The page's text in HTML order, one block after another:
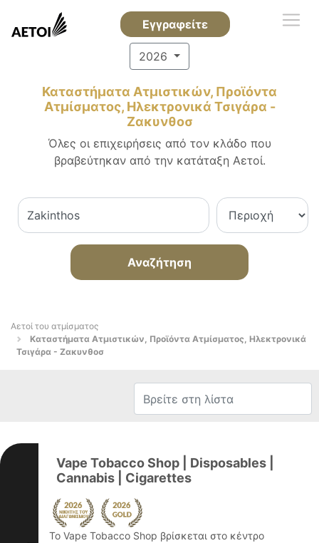
Εγγραφείτε
2026
Καταστήματα Ατμιστικών, Προϊόντα
Ατμίσματος, Ηλεκτρονικά Τσιγάρα -
Ζακυνθοσ
Όλες οι επιχειρήσεις από τον κλάδο που
βραβεύτηκαν από την κατάταξη Αετοί.
Αναζήτηση
Αετοί του ατμίσματος
Καταστήματα Ατμιστικών, Προϊόντα Ατμίσματος, Ηλεκτρονικά
Τσιγάρα - Ζακυνθοσ
Vape Tobacco Shop | Disposables |
Cannabis | Cigarettes
Το Vape Tobacco Shop βρίσκεται στο κέντρο